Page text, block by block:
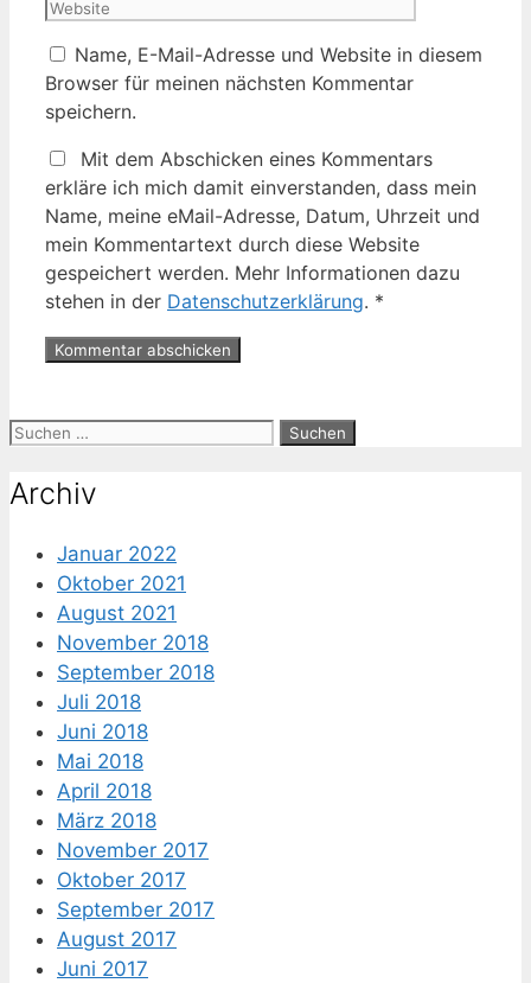
Name, E-Mail-Adresse und Website in diesem
Browser für meinen nächsten Kommentar
speichern.
Mit dem Abschicken eines Kommentars
erkläre ich mich damit einverstanden, dass mein
Name, meine eMail-Adresse, Datum, Uhrzeit und
mein Kommentartext durch diese Website
gespeichert werden. Mehr Informationen dazu
stehen in der Datenschutzerklärung. *
Suche
Archiv
Januar 2022
Oktober 2021
August 2021
November 2018
September 2018
Juli 2018
Juni 2018
Mai 2018
April 2018
März 2018
November 2017
Oktober 2017
September 2017
August 2017
Juni 2017